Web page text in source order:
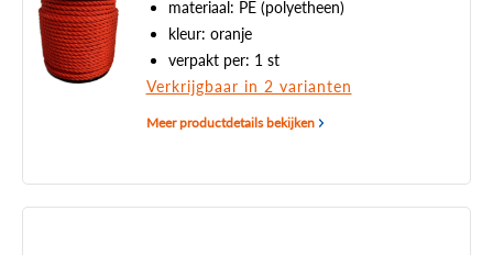
materiaal: PE (polyetheen)
kleur: oranje
verpakt per: 1 st
Verkrijgbaar in 2 varianten
Meer productdetails bekijken